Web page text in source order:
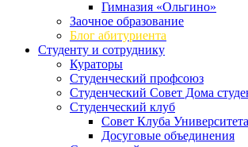
Гимназия «Ольгино»
Заочное образование
Блог абитуриента
Студенту и сотруднику
Кураторы
Студенческий профсоюз
Студенческий Совет Дома
Студенческий клуб
Совет Клуба Университета
Досуговые объединения